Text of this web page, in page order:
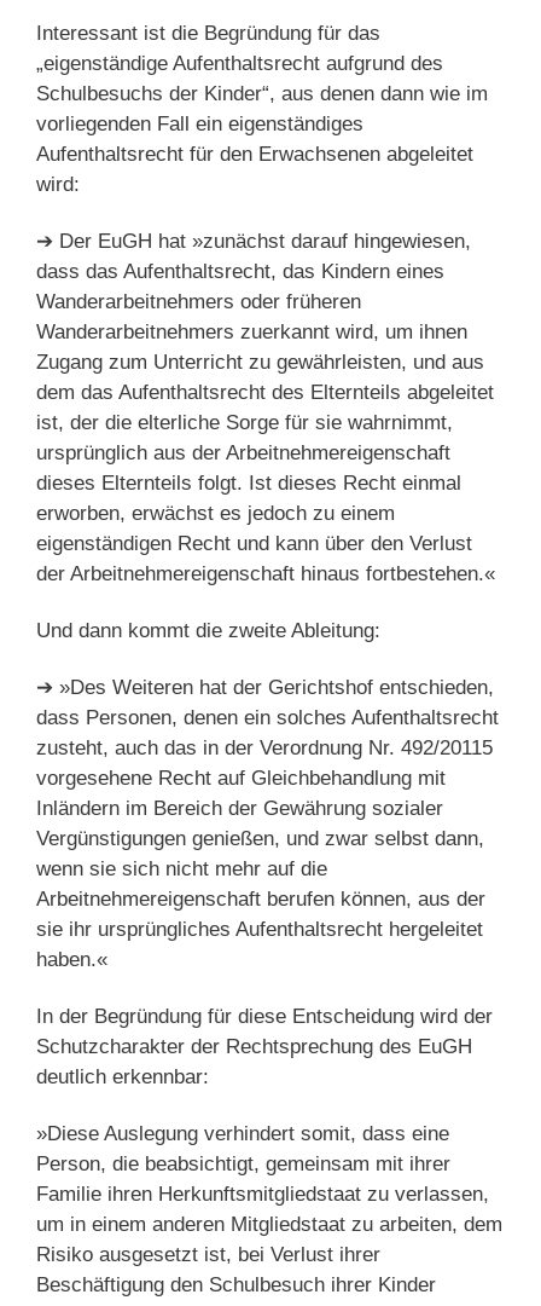
Interessant ist die Begründung für das
„eigenständige Aufenthaltsrecht aufgrund des
Schulbesuchs der Kinder“, aus denen dann wie im
vorliegenden Fall ein eigenständiges
Aufenthaltsrecht für den Erwachsenen abgeleitet
wird:
➔ Der EuGH hat »zunächst darauf hingewiesen,
dass das Aufenthaltsrecht, das Kindern eines
Wanderarbeitnehmers oder früheren
Wanderarbeitnehmers zuerkannt wird, um ihnen
Zugang zum Unterricht zu gewährleisten, und aus
dem das Aufenthaltsrecht des Elternteils abgeleitet
ist, der die elterliche Sorge für sie wahrnimmt,
ursprünglich aus der Arbeitnehmereigenschaft
dieses Elternteils folgt. Ist dieses Recht einmal
erworben, erwächst es jedoch zu einem
eigenständigen Recht und kann über den Verlust
der Arbeitnehmereigenschaft hinaus fortbestehen.«
Und dann kommt die zweite Ableitung:
➔ »Des Weiteren hat der Gerichtshof entschieden,
dass Personen, denen ein solches Aufenthaltsrecht
zusteht, auch das in der Verordnung Nr. 492/20115
vorgesehene Recht auf Gleichbehandlung mit
Inländern im Bereich der Gewährung sozialer
Vergünstigungen genießen, und zwar selbst dann,
wenn sie sich nicht mehr auf die
Arbeitnehmereigenschaft berufen können, aus der
sie ihr ursprüngliches Aufenthaltsrecht hergeleitet
haben.«
In der Begründung für diese Entscheidung wird der
Schutzcharakter der Rechtsprechung des EuGH
deutlich erkennbar:
»Diese Auslegung verhindert somit, dass eine
Person, die beabsichtigt, gemeinsam mit ihrer
Familie ihren Herkunftsmitgliedstaat zu verlassen,
um in einem anderen Mitgliedstaat zu arbeiten, dem
Risiko ausgesetzt ist, bei Verlust ihrer
Beschäftigung den Schulbesuch ihrer Kinder